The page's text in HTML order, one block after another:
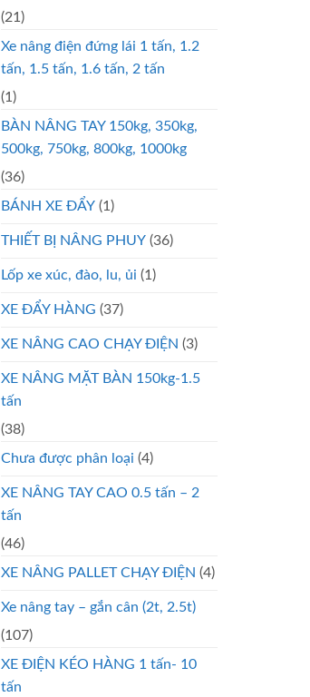
(21)
Xe nâng điện đứng lái 1 tấn, 1.2
tấn, 1.5 tấn, 1.6 tấn, 2 tấn
(1)
BÀN NÂNG TAY 150kg, 350kg,
500kg, 750kg, 800kg, 1000kg
(36)
BÁNH XE ĐẨY (1)
THIẾT BỊ NÂNG PHUY (36)
Lốp xe xúc, đào, lu, ủi (1)
XE ĐẨY HÀNG (37)
XE NÂNG CAO CHẠY ĐIỆN (3)
XE NÂNG MẶT BÀN 150kg-1.5
tấn
(38)
Chưa được phân loại (4)
XE NÂNG TAY CAO 0.5 tấn – 2
tấn
(46)
XE NÂNG PALLET CHẠY ĐIỆN (4)
Xe nâng tay – gắn cân (2t, 2.5t)
(107)
XE ĐIỆN KÉO HÀNG 1 tấn- 10
tấn